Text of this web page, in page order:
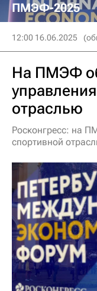
ПМЭФ-2025
12:00 16.06.2025
На ПМЭФ
отраслью
Росконгресс: на
спортивной